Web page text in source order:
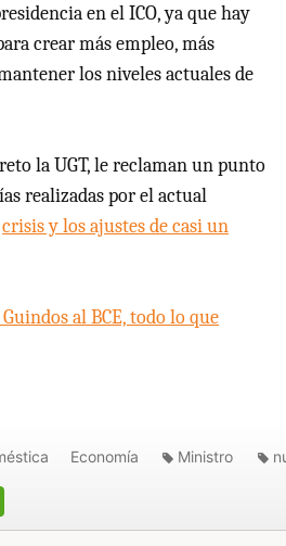
en el ICO, ya que hay
crear más empleo, más
los niveles actuales de
la UGT, le reclaman un punto
realizadas por el actual
crisis y los ajustes de casi un
Guindos al BCE, todo lo que
Economía Ministro